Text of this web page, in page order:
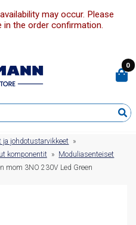
may occur. Please
the order confirmation.
0
johdotustarvikkeet »
komponentit » Moduliasenteiset
mom 3NO 230V Led Green